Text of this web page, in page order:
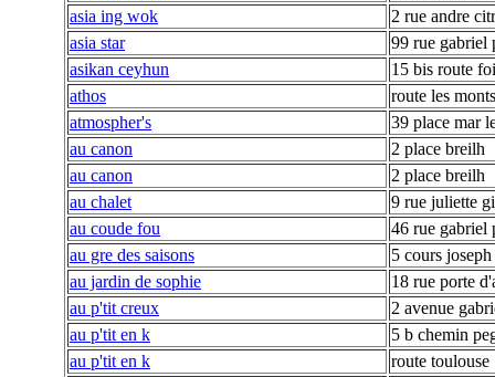
asia ing wok
2 rue andre
asia star
99 rue gabriel
asikan ceyhun
15 bis route
athos
route les
atmospher's
39 place mar
au canon
2 place breilh
au canon
2 place breilh
au chalet
9 rue juliette
au coude fou
46 rue gabriel
au gre des saisons
5 cours
au jardin de sophie
18 rue porte
au p'tit creux
2 avenue
au p'tit en k
5 b chemin
au p'tit en k
route toulouse